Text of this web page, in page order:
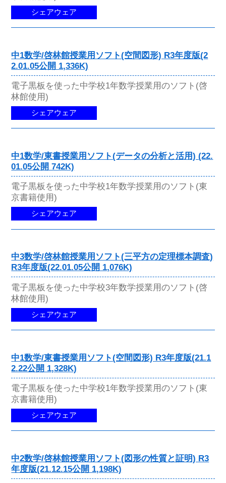
シェアウェア
中1数学/啓林館授業用ソフト(空間図形) R3年度版(2
2.01.05公開 1,336K)
電子黒板を使った中学校1年数学授業用のソフト(啓
林館使用)
シェアウェア
中1数学/東書授業用ソフト(データの分析と活用) (22.
01.05公開 742K)
電子黒板を使った中学校1年数学授業用のソフト(東
京書籍使用)
シェアウェア
中3数学/啓林館授業用ソフト(三平方の定理標本調査)
R3年度版(22.01.05公開 1,076K)
電子黒板を使った中学校3年数学授業用のソフト(啓
林館使用)
シェアウェア
中1数学/東書授業用ソフト(空間図形) R3年度版(21.1
2.22公開 1,328K)
電子黒板を使った中学校1年数学授業用のソフト(東
京書籍使用)
シェアウェア
中2数学/啓林館授業用ソフト(図形の性質と証明) R3
年度版(21.12.15公開 1,198K)